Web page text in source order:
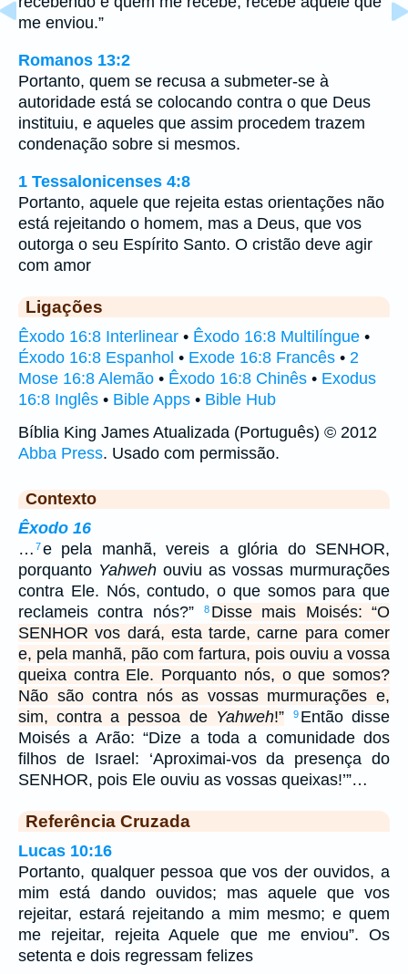
me enviou.”
Romanos 13:2
Portanto, quem se recusa a submeter-se à
autoridade está se colocando contra o que Deus
instituiu, e aqueles que assim procedem trazem
condenação sobre si mesmos.
1 Tessalonicenses 4:8
Portanto, aquele que rejeita estas orientações não
está rejeitando o homem, mas a Deus, que vos
outorga o seu Espírito Santo. O cristão deve agir
com amor
Ligações
Êxodo 16:8 Interlinear • Êxodo 16:8 Multilíngue •
Éxodo 16:8 Espanhol • Exode 16:8 Francês • 2
Mose 16:8 Alemão • Êxodo 16:8 Chinês • Exodus
16:8 Inglês • Bible Apps • Bible Hub
Bíblia King James Atualizada (Português) © 2012
Abba Press. Usado com permissão.
Contexto
Êxodo 16
… 7e pela manhã, vereis a glória do SENHOR,
porquanto Yahweh ouviu as vossas murmurações
contra Ele. Nós, contudo, o que somos para que
reclameis contra nós?”
8 Disse mais Moisés: “O
SENHOR vos dará, esta tarde, carne para comer
e, pela manhã, pão com fartura, pois ouviu a vossa
queixa contra Ele. Porquanto nós, o que somos?
Não são contra nós as vossas murmurações e,
sim, contra a pessoa de Yahweh!” 9 Então disse
Moisés a Arão: “Dize a toda a comunidade dos
filhos de Israel: ‘Aproximai-vos da presença do
SENHOR, pois Ele ouviu as vossas queixas!’”…
Referência Cruzada
Lucas 10:16
Portanto, qualquer pessoa que vos der ouvidos, a
mim está dando ouvidos; mas aquele que vos
rejeitar, estará rejeitando a mim mesmo; e quem
me rejeitar, rejeita Aquele que me enviou”. Os
setenta e dois regressam felizes